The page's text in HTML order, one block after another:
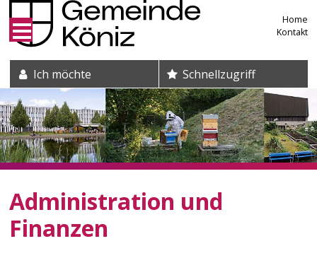
Direkt zum Inhalt springen
Home
Kontakt
Suche und Schnelleinstieg
Ich möchte Schnellzugriff
Administration und
Finanzen